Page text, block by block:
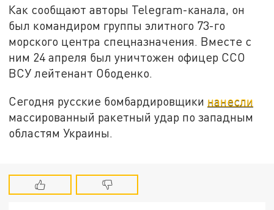
Как сообщают авторы Telegram-канала, он
был командиром группы элитного 73-го
морского центра спецназначения. Вместе с
ним 24 апреля был уничтожен офицер ССО
ВСУ лейтенант Ободенко.
Сегодня русские бомбардировщики нанесли
массированный ракетный удар по западным
областям Украины.